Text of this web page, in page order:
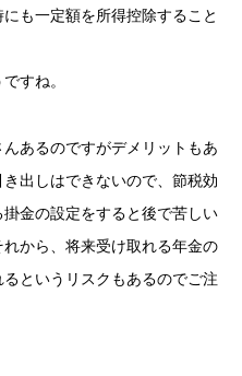
も一定額を所得控除すること
すね。
あるのですがデメリットもあ
出しはできないので、節税効
金の設定をすると後で苦しい
から、将来受け取れる年金の
というリスクもあるのでご注